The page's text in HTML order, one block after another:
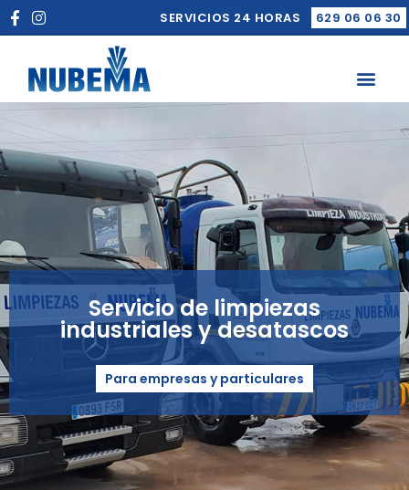
SERVICIOS 24 HORAS 629 06 06 30
Servicio de limpiezas
industriales y desatascos
Para empresas y particulares